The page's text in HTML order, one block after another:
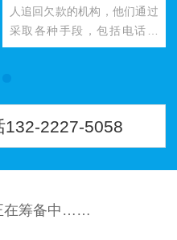
人追回欠款的机构，他们通过
采取各种手段，包括电话催
收、法律诉讼等途径来讨债。
132-2227-5058
在筹备中……